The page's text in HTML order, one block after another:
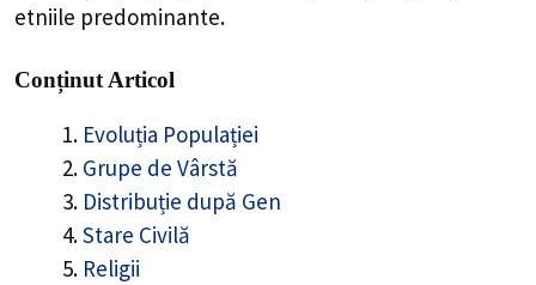
etniile predominante.
Conținut Articol
Evoluția Populației
Grupe de Vârstă
Distribuție după Gen
Stare Civilă
Religii